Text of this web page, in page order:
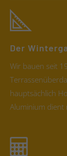
Der
Wir bauen seit
hauptsächlich
Aluminium dient